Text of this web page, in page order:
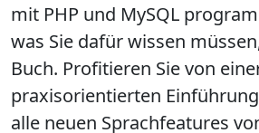
mit PHP und MySQL
was Sie dafür wissen
Buch. Profitieren Sie von
praxisorientierten
alle neuen Sprachfeatures